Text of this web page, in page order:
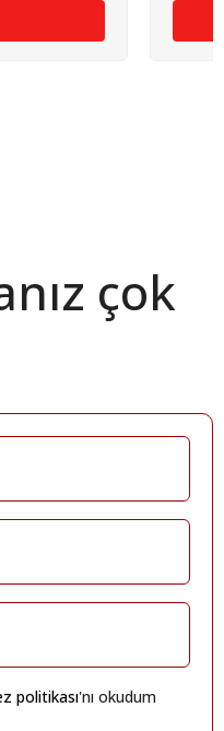
çok
politikası'nı okudum